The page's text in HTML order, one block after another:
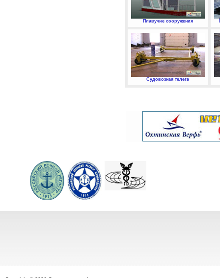
Плавучие сооружения
Судовозная телега